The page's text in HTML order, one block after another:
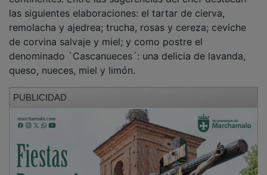
continentes. Entre las sugerencias del chef destacan
las siguientes elaboraciones: el tartar de cierva,
remolacha y ajedrea; trucha, rosas y cereza; ceviche
de corvina salvaje y miel; y como postre el
denominado `Cascanueces´: una delicia de lavanda,
queso, nueces, miel y limón.